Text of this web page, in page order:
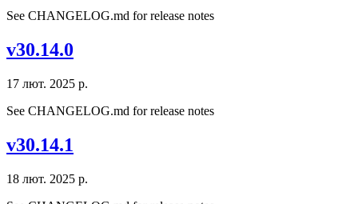
See CHANGELOG.md for release notes
v30.14.0
17 лют. 2025 р.
See CHANGELOG.md for release notes
v30.14.1
18 лют. 2025 р.